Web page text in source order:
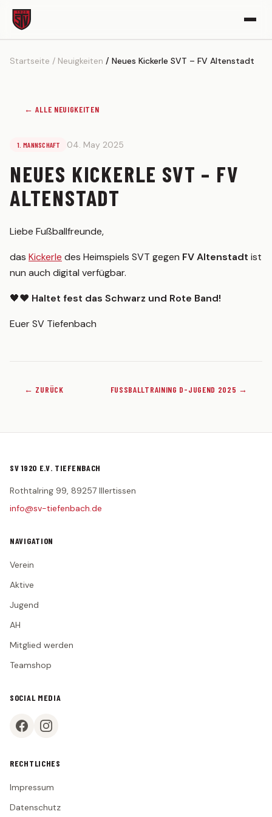
VEREIN
Sportgelände
AKTIVE
1. MANNSCHAFT
Kader
Statistik
2. MANNSCHAFT
Spielplan
E-Junioren (U10/U11)
D-Junioren (U12/U13)
MITGLIED WERDEN
TEAMSHOP
Startseite Neuigkeiten Neues Kickerle SVT – FV Altenstadt
← ALLE NEUIGKEITEN
1. MANNSCHAFT 04. May 2025
NEUES KICKERLE SVT – FV
ALTENSTADT
Liebe Fußballfreunde,
das Kickerle des Heimspiels SVT gegen FV Altenstadt ist
nun auch digital verfügbar.
🖤❤️ Haltet fest das Schwarz und Rote Band!
Euer SV Tiefenbach
← ZURÜCK FUSSBALLTRAINING D-JUGEND 2025 →
SV 1920 E.V. TIEFENBACH
Rothtalring 99, 89257 Illertissen
info@sv-tiefenbach.de
NAVIGATION
Verein
Aktive
Jugend
AH
Mitglied werden
Teamshop
SOCIAL MEDIA
RECHTLICHES
Impressum
Datenschutz